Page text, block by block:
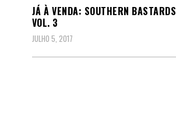
JÁ À VENDA: SOUTHERN BASTARDS
VOL. 3
JULHO 5, 2017